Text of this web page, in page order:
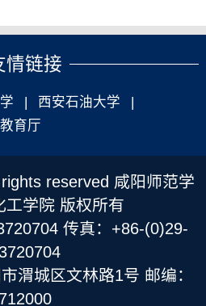
情链接
西安石油大学
育厅
reserved 咸阳师范学
工学院 版权所有
传真：+86-(0)29-
渭城区文林路1号 邮编：
712000